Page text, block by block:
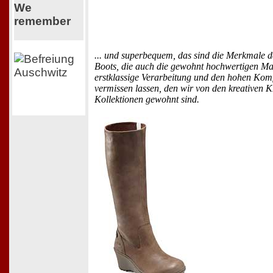
We
remember
... und superbequem, das sind die Merkmale
Boots, die auch die gewohnt hochwertigen
erstklassige Verarbeitung und den hohen
vermissen lassen, den wir von den kreativen
Kollektionen gewohnt sind.